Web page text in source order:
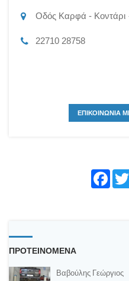
Οδός Καρφά - Κοντάρι
22710 28758
ΕΠΙΚΟΙΝΩΝΙΑ
Face
ΠΡΟΤΕΙΝΟΜΕΝΑ
Βαβούλης Γεώργιος